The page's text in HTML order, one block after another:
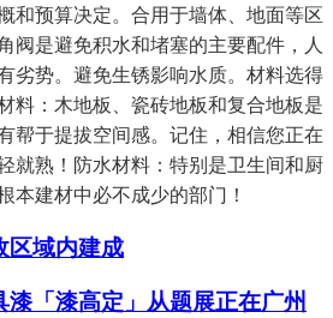
和预算决定。合用于墙体、地面等区
阀是避免积水和堵塞的主要配件，人
劣势。避免生锈影响水质。材料选得
料：木地板、瓷砖地板和复合地板是
帮于提拔空间感。记住，相信您正在
就熟！防水材料：特别是卫生间和厨
本建材中必不成少的部门！
区域内建成
漆「漆高定」从题展正在广州